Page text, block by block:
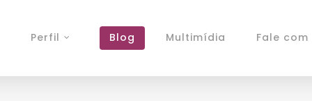
Perfil Blog Multimídia Fale com